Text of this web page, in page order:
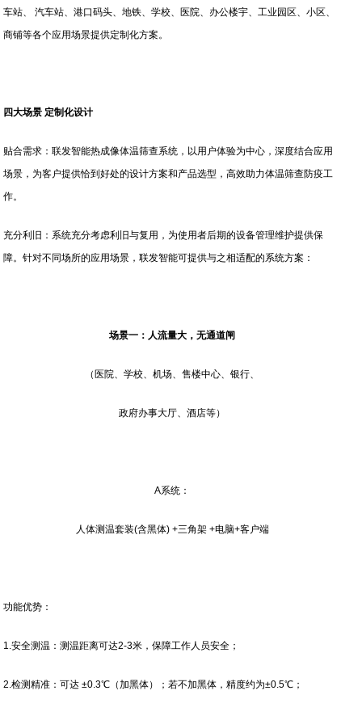
车站、 汽车站、港口码头、地铁、学校、医院、办公楼宇、工业园区、小区、
商铺等各个应用场景提供定制化方案。
四大场景 定制化设计
贴合需求：联发智能热成像体温筛查系统，以用户体验为中心，深度结合应用
场景，为客户提供恰到好处的设计方案和产品选型，高效助力体温筛查防疫工
作。
充分利旧：系统充分考虑利旧与复用，为使用者后期的设备管理维护提供保
障。针对不同场所的应用场景，联发智能可提供与之相适配的系统方案：
场景一：人流量大，无通道闸
（医院、学校、机场、售楼中心、银行、
政府办事大厅、酒店等）
A系统：
人体测温套装(含黑体) +三角架 +电脑+客户端
功能优势：
1.安全测温：测温距离可达2-3米，保障工作人员安全；
2.检测精准：可达 ±0.3℃（加黑体）；若不加黑体，精度约为±0.5℃；